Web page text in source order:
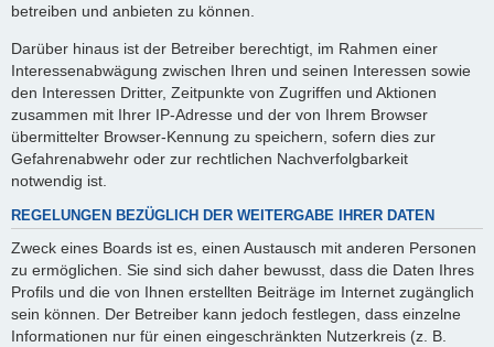
betreiben und anbieten zu können.
Darüber hinaus ist der Betreiber berechtigt, im Rahmen einer
Interessenabwägung zwischen Ihren und seinen Interessen sowie
den Interessen Dritter, Zeitpunkte von Zugriffen und Aktionen
zusammen mit Ihrer IP-Adresse und der von Ihrem Browser
übermittelter Browser-Kennung zu speichern, sofern dies zur
Gefahrenabwehr oder zur rechtlichen Nachverfolgbarkeit
notwendig ist.
REGELUNGEN BEZÜGLICH DER WEITERGABE IHRER DATEN
Zweck eines Boards ist es, einen Austausch mit anderen Personen
zu ermöglichen. Sie sind sich daher bewusst, dass die Daten Ihres
Profils und die von Ihnen erstellten Beiträge im Internet zugänglich
sein können. Der Betreiber kann jedoch festlegen, dass einzelne
Informationen nur für einen eingeschränkten Nutzerkreis (z. B.